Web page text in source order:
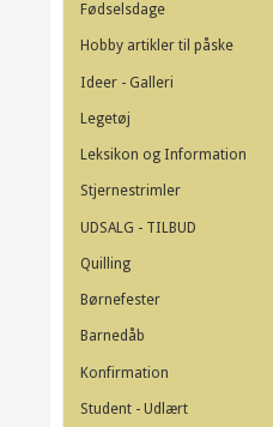
Fødselsdage
Hobby artikler til påske
Ideer - Galleri
Legetøj
Leksikon og Information
Stjernestrimler
UDSALG - TILBUD
Quilling
Børnefester
Barnedåb
Konfirmation
Student - Udlært